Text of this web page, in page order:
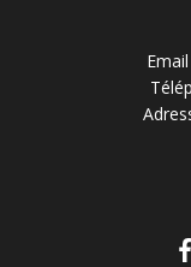
Email